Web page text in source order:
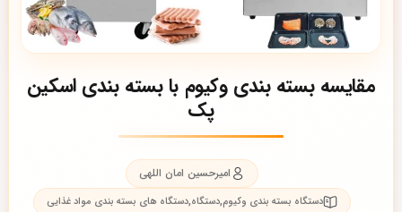
مقایسه بسته بندی وکیوم با بسته بندی اسکین
پک
امیرحسین امان اللهی
دستگاه بسته بندی وکیوم,دستگاه,دستگاه های بسته بندی مواد غذایی